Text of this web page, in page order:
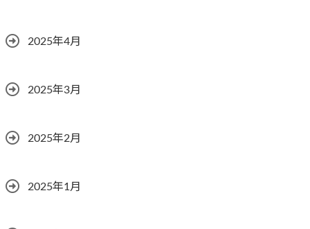
2025年4月
2025年3月
2025年2月
2025年1月